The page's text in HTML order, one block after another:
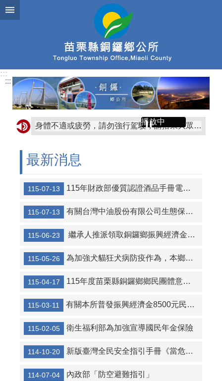
跳到主要內容區塊
:::
:::
播放中 身體不適或疲勞，請勿強行駕駛，請搭乘大眾交通運輸工具或由親友接送。
有關本所普發振興經濟金8500元民眾詢問說明
行人安全過馬路五步驟『停、看、轉、揮、動』。
最新消息
115-07-13 115年財政部優質認證酒品手冊電子檔
115-07-13 有關台灣中油股份有限公司生態保育公益信託基金116年度補助計畫徵件活動，歡迎踴躍參加
115-06-23 繼承人推派領取銅鑼鄉振興經濟金切結書 委託切結書
115-05-26 為加強犬貓狂犬病防疫作為，本鄉增設免費犬貓狂犬病疫苗及晶片注射活動場次
115-04-17 115年度苗栗縣銅鑼鄉鄉民團體意外保險(保險單號碼:1206第15GPA0000035)
115-03-11 有關本所普發振興經濟金8500元民眾詢問說明
115-02-05 衛生福利部為加強宣導國民年金保險
114-10-20 新版臺灣全民安全指引手冊《當危機來臨時：臺灣全民安全指引》，已於114年9月16日公布
114-07-04 內政部「防空避難指引」